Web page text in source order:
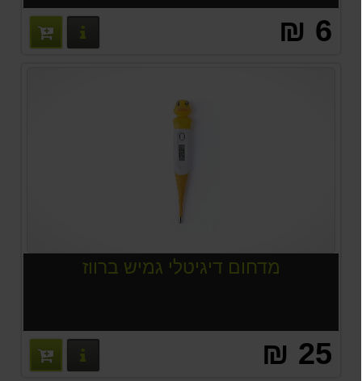
6 ₪ פרטים
מדחום דיגיטלי גמיש ברווז
25 ₪ פרטים